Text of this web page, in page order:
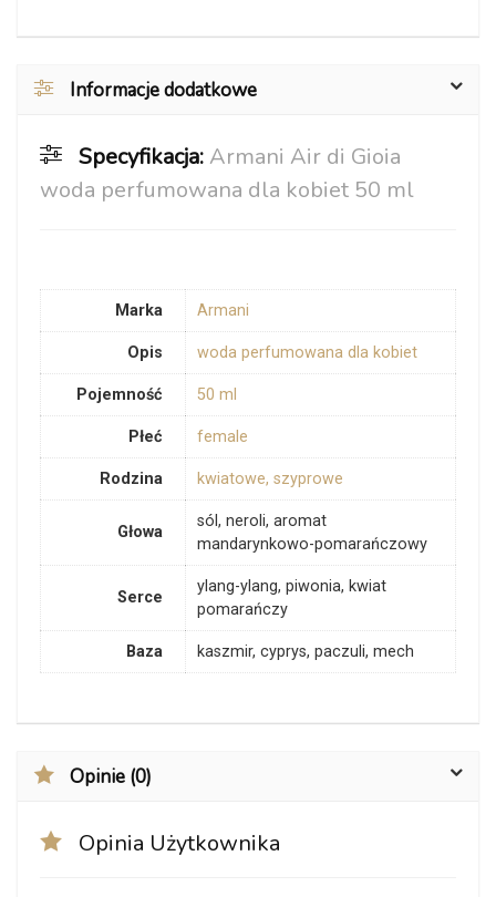
Informacje dodatkowe
Specyfikacja: Armani Air di Gioia
woda perfumowana dla kobiet 50 ml
Marka Armani
Opis woda perfumowana dla kobiet
Pojemność 50 ml
Płeć female
Rodzina kwiatowe, szyprowe
Głowa
sól, neroli, aromat
mandarynkowo-pomarańczowy
Serce
ylang-ylang, piwonia, kwiat
pomarańczy
Baza kaszmir, cyprys, paczuli, mech
Opinie (0)
Opinia Użytkownika